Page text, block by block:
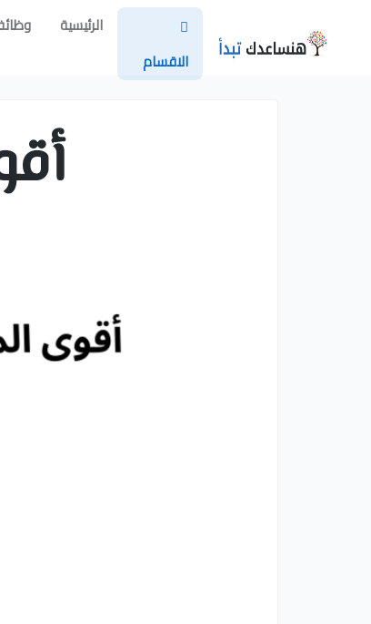
الاقسام
الرئيسية